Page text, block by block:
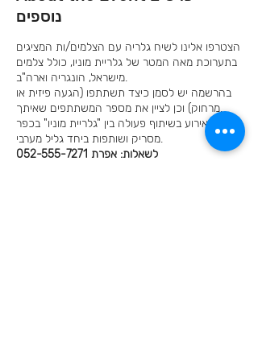
נוספים
הצטרפו אלינו לשיח גלריה עם הצלמים/ות המציגים
בתערוכת מאה המטר של גלריית מוניו, כולל צלמים
מישראל, הונגריה וארה"ב.
בהרשמה יש לסמן כיצד תשתתפו (הגעה פיזית או
מרחוק) וכן לציין את מספר המשתתפים שאיתך.
האירוע בשיתוף פעולה בין "גלריית מוניו" בכפר
מסריק ושותפות ביחד גליל מערבי.
לשאלות: אפרת 052-555-7271